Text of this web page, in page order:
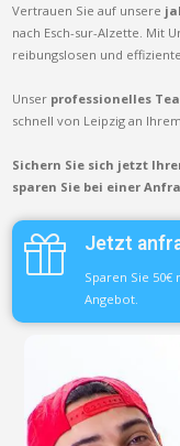
Vertrauen Sie auf unsere
nach Esch-sur-Alzette. Mit
reibungslosen und
Unser professionelles
schnell von Leipzig an
Sichern Sie sich jetzt
sparen Sie bei einer
Jetzt
Sparen Sie
Angebot.